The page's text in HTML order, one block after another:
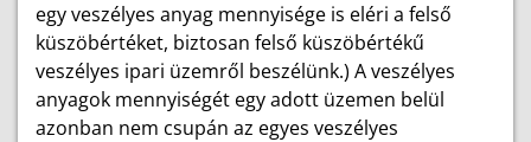
egy veszélyes anyag mennyisége is eléri a felső
küszöbértéket, biztosan felső küszöbértékű
veszélyes ipari üzemről beszélünk.) A veszélyes
anyagok mennyiségét egy adott üzemen belül
azonban nem csupán az egyes veszélyes